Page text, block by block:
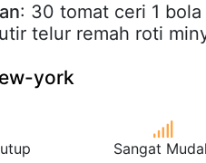
: 30 tomat ceri 1
telur remah roti
york
Sangat